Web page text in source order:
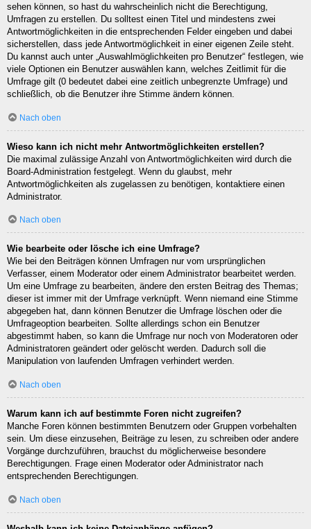
sehen können, so hast du wahrscheinlich nicht die Berechtigung,
Umfragen zu erstellen. Du solltest einen Titel und mindestens zwei
Antwortmöglichkeiten in die entsprechenden Felder eingeben und dabei
sicherstellen, dass jede Antwortmöglichkeit in einer eigenen Zeile steht.
Du kannst auch unter „Auswahlmöglichkeiten pro Benutzer“ festlegen, wie
viele Optionen ein Benutzer auswählen kann, welches Zeitlimit für die
Umfrage gilt (0 bedeutet dabei eine zeitlich unbegrenzte Umfrage) und
schließlich, ob die Benutzer ihre Stimme ändern können.
Nach oben
Wieso kann ich nicht mehr Antwortmöglichkeiten erstellen?
Die maximal zulässige Anzahl von Antwortmöglichkeiten wird durch die
Board-Administration festgelegt. Wenn du glaubst, mehr
Antwortmöglichkeiten als zugelassen zu benötigen, kontaktiere einen
Administrator.
Nach oben
Wie bearbeite oder lösche ich eine Umfrage?
Wie bei den Beiträgen können Umfragen nur vom ursprünglichen
Verfasser, einem Moderator oder einem Administrator bearbeitet werden.
Um eine Umfrage zu bearbeiten, ändere den ersten Beitrag des Themas;
dieser ist immer mit der Umfrage verknüpft. Wenn niemand eine Stimme
abgegeben hat, dann können Benutzer die Umfrage löschen oder die
Umfrageoption bearbeiten. Sollte allerdings schon ein Benutzer
abgestimmt haben, so kann die Umfrage nur noch von Moderatoren oder
Administratoren geändert oder gelöscht werden. Dadurch soll die
Manipulation von laufenden Umfragen verhindert werden.
Nach oben
Warum kann ich auf bestimmte Foren nicht zugreifen?
Manche Foren können bestimmten Benutzern oder Gruppen vorbehalten
sein. Um diese einzusehen, Beiträge zu lesen, zu schreiben oder andere
Vorgänge durchzuführen, brauchst du möglicherweise besondere
Berechtigungen. Frage einen Moderator oder Administrator nach
entsprechenden Berechtigungen.
Nach oben